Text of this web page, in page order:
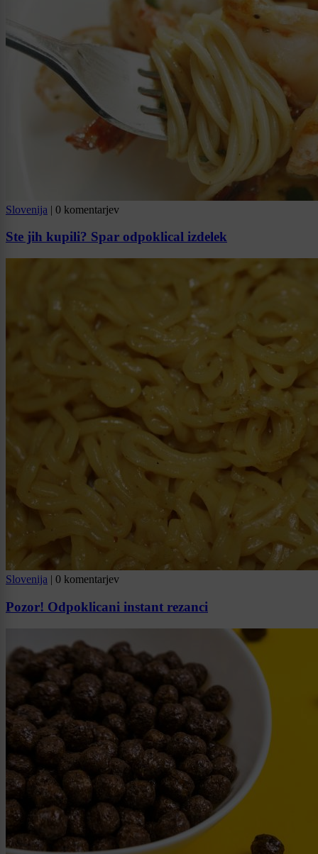
Slovenija | 0 komentarjev
Ste jih kupili? Spar odpoklical izdelek
Slovenija | 0 komentarjev
Pozor! Odpoklicani instant rezanci